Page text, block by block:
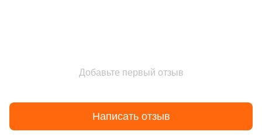
Добавьте первый отзыв
Написать отзыв